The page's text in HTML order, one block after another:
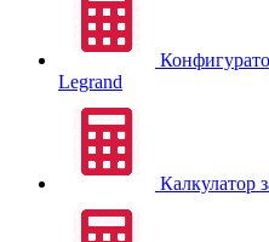
Legrand
Калкулатор